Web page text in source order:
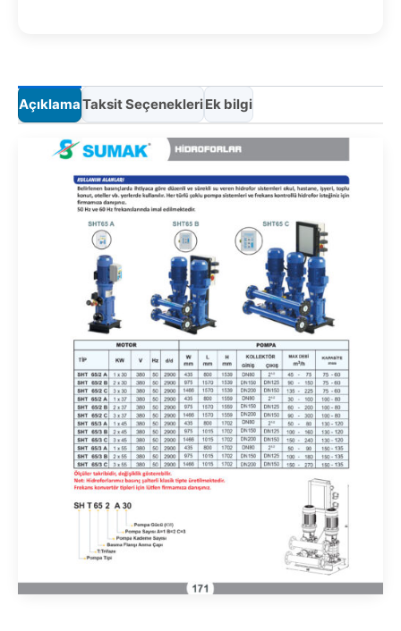
AçıklamaTaksit SeçenekleriEk bilgi